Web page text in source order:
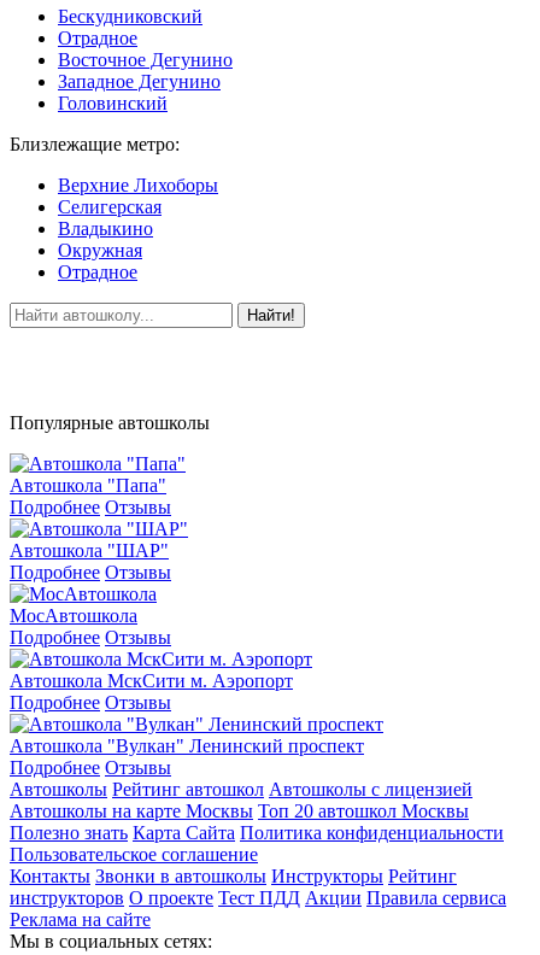
Бескудниковский
Отрадное
Восточное Дегунино
Западное Дегунино
Головинский
Близлежащие метро:
Верхние Лихоборы
Селигерская
Владыкино
Окружная
Отрадное
Найти!
Популярные автошколы
Автошкола "Папа"
Подробнее Отзывы
Автошкола "ШАР"
Подробнее Отзывы
МосАвтошкола
Подробнее Отзывы
Автошкола МскСити м. Аэропорт
Подробнее Отзывы
Автошкола "Вулкан" Ленинский проспект
Подробнее Отзывы
Автошколы Рейтинг автошкол Автошколы с лицензией
Автошколы на карте Москвы Топ 20 автошкол Москвы
Полезно знать Карта Сайта Политика конфиденциальности
Пользовательское соглашение
Контакты Звонки в автошколы Инструкторы Рейтинг
инструкторов О проекте Тест ПДД Акции Правила сервиса
Реклама на сайте
Мы в социальных сетях: